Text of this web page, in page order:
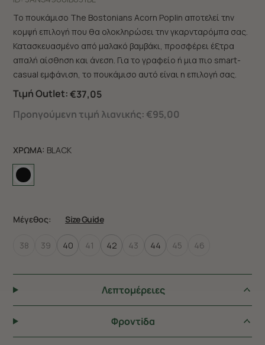
Το πουκάμισο The Bostonians Acorn Poplin αποτελεί την
κομψή επιλογή που θα ολοκληρώσει την γκαρνταρόμπα σας.
Κατασκευασμένο από μαλακό βαμβάκι, προσφέρει έξτρα
απαλή αίσθηση και άνεση. Για το γραφείο ή μια πιο smart-
casual εμφάνιση, το πουκάμισο αυτό είναι η επιλογή σας.
Τιμή Outlet:€37,05
Προηγούμενη τιμή λιανικής: €95,00
ΧΡΩΜΑ: BLACK
Μέγεθος: Size Guide
38 39 40 41 42 43 44 45 46
Λεπτομέρειες
Φροντiδα